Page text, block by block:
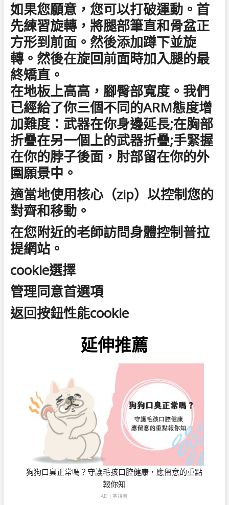
如果您願意，您可以打破運動。首
先練習旋轉，將腿部筆直和骨盆正
方形到前面。然後添加蹲下並旋
轉。然後在旋回前面時加入腿的最
終矯直。
在地板上高高，腳臀部寬度。我們
已經給了你三個不同的ARM態度增
加難度：武器在你身邊延長;在胸部
折疊在另一個上的武器折疊;手緊握
在你的脖子後面，肘部留在你的外
圍願景中。
適當地使用核心（zip）以控制您的
對齊和移動。
在您附近的老師訪問身體控制普拉
提網站。
cookie選擇
管理同意首選項
返回按鈕性能cookie
延伸推薦
狗狗口臭正常嗎？守護毛孩口腔健康，應留意的重點
報你知
AD | 字耕者